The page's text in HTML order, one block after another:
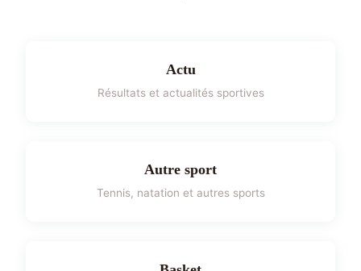
Actu
Résultats et actualités sportives
Autre sport
Tennis, natation et autres sports